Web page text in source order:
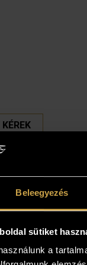
Beleegyezés
sütiket
a
ig!